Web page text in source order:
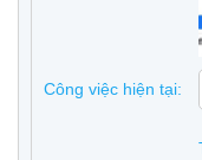
Công việc hiện tại: